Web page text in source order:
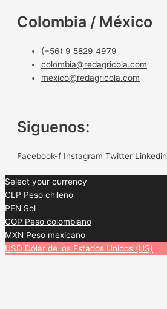
Colombia / México
(+56) 9 5829 4979
colombia@redagricola.com
mexico@redagricola.com
Siguenos:
Facebook-f Instagram Twitter Linkedin
Select your currency
CLP Peso chileno
PEN Sol
COP Peso colombiano
MXN Peso mexicano
USD Dólar de los Estados Unidos (US)